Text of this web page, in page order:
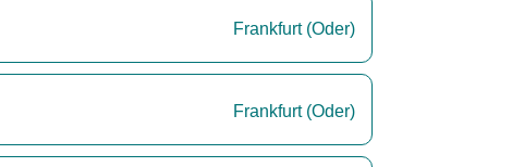
Frankfurt (Oder)
Frankfurt (Oder)